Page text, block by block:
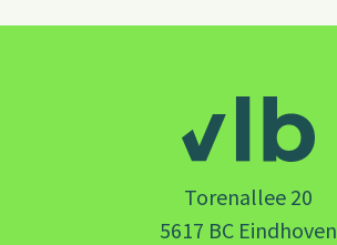
Torenallee 20
5617 BC Eindhoven